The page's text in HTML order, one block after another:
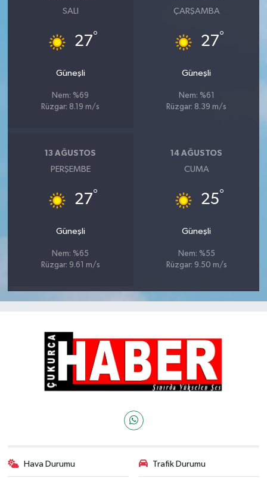
SALI
27°
Güneşli
Nem: %69
Rüzgar: 8.19 m/s
ÇARŞAMBA
27°
Güneşli
Nem: %61
Rüzgar: 8.39 m/s
13 AĞUSTOS
PERŞEMBE
27°
Güneşli
Nem: %65
Rüzgar: 9.61 m/s
14 AĞUSTOS
CUMA
25°
Güneşli
Nem: %55
Rüzgar: 9.50 m/s
Hava Durumu Trafik Durumu